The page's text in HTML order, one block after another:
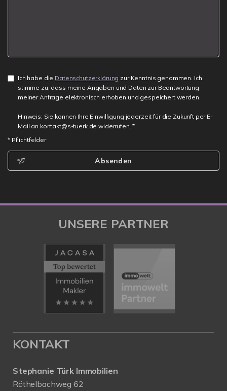
Ich habe die Datenschutzerklärung zur Kenntnis genommen. Ich
stimme zu, dass meine Angaben und Daten zur Beantwortung
meiner Anfrage elektronisch erhoben und gespeichert werden.
Hinweis: Sie können Ihre Einwilligung jederzeit für die Zukunft per E-
Mail an kontakt@s-tuerk.de widerrufen. *
* Pflichtfelder
Absenden
UNSERE PARTNER
KONTAKT
Stephanie Türk Immobilien
Röthelbachweg 62